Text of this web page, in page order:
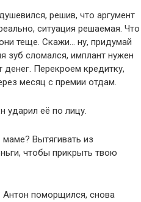
решив, что аргумент
ситуация решаемая. Что
теще. Скажи… ну, придумай
зуб сломался, имплант нужен
Перекроем кредитку,
месяц с премии отдам.
ударил её по лицу.
Вытягивать из
чтобы прикрыть твою
Антон поморщился, снова